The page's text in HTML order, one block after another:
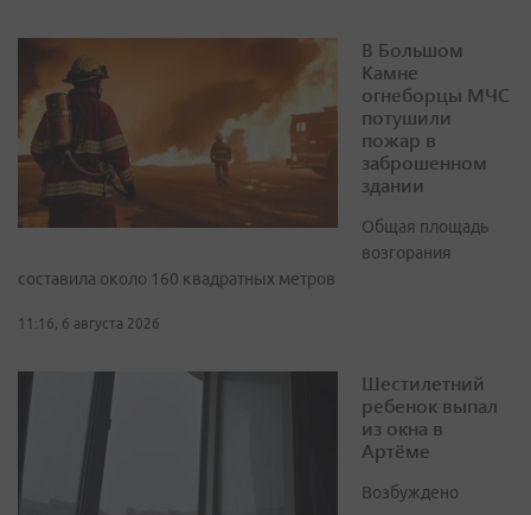
В Большом
Камне
огнеборцы МЧС
потушили
пожар в
заброшенном
здании
Общая площадь
возгорания
составила около 160 квадратных метров
11:16, 6 августа 2026
Шестилетний
ребенок выпал
из окна в
Артёме
Возбуждено